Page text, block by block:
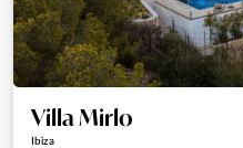
Villa Mirlo
Ibiza